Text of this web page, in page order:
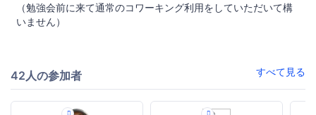
（勉強会前に来て通常のコワーキング利用をしていただいて構
いません）
42人の参加者 すべて見る